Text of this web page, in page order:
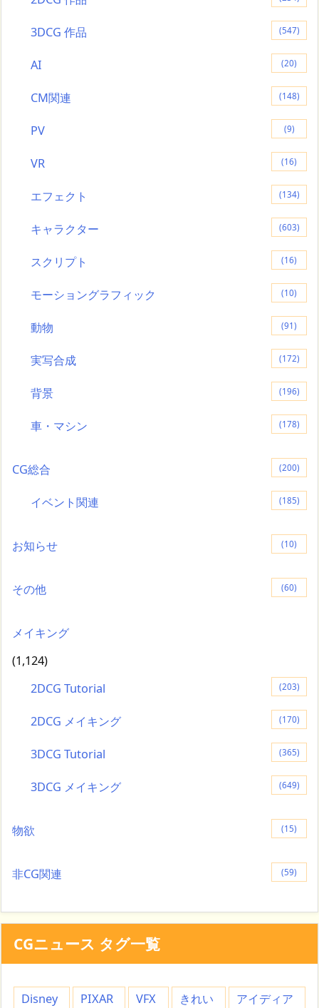
3DCG 作品 (547)
AI (20)
CM関連 (148)
PV (9)
VR (16)
エフェクト (134)
キャラクター (603)
スクリプト (16)
モーショングラフィック (10)
動物 (91)
実写合成 (172)
背景 (196)
車・マシン (178)
CG総合 (200)
イベント関連 (185)
お知らせ (10)
その他 (60)
メイキング
(1,124)
2DCG Tutorial
(203)
2DCG メイキング (170)
3DCG Tutorial (365)
3DCG メイキング (649)
物欲 (15)
非CG関連 (59)
CGニュース タグ一覧
Disney PIXAR VFX きれい
アイディア